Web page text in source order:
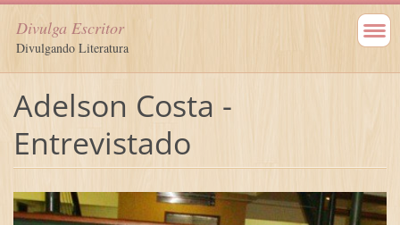
Divulga Escritor
Divulgando Literatura
Adelson Costa -
Entrevistado